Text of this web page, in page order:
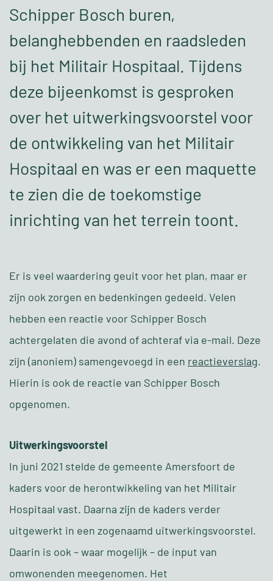
Schipper Bosch buren,
belanghebbenden en raadsleden
bij het Militair Hospitaal. Tijdens
deze bijeenkomst is gesproken
over het uitwerkingsvoorstel voor
de ontwikkeling van het Militair
Hospitaal en was er een maquette
te zien die de toekomstige
inrichting van het terrein toont.
Er is veel waardering geuit voor het plan, maar er
zijn ook zorgen en bedenkingen gedeeld. Velen
hebben een reactie voor Schipper Bosch
achtergelaten die avond of achteraf via e-mail. Deze
zijn (anoniem) samengevoegd in een reactieverslag.
Hierin is ook de reactie van Schipper Bosch
opgenomen.
Uitwerkingsvoorstel
In juni 2021 stelde de gemeente Amersfoort de
kaders voor de herontwikkeling van het Militair
Hospitaal vast. Daarna zijn de kaders verder
uitgewerkt in een zogenaamd uitwerkingsvoorstel.
Daarin is ook – waar mogelijk – de input van
omwonenden meegenomen. Het